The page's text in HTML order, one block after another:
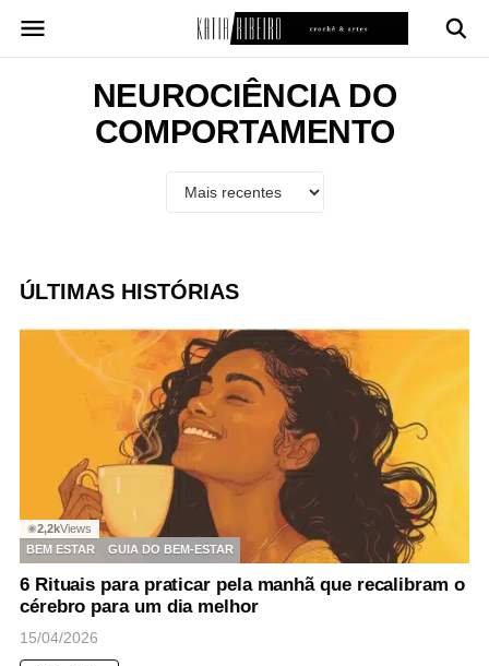
para
NEUROCIÊNCIA DO
COMPORTAMENTO
ÚLTIMAS HISTÓRIAS
◉2,2kViews
BEM ESTAR
GUIA DO BEM-ESTAR
6 Rituais para praticar pela manhã que recalibram o
cérebro para um dia melhor
15/04/2026